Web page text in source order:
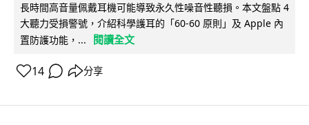
長時間高音量佩戴耳機可能導致永久性噪音性聽損。本文盤點 4
大聽力受損警號，介紹科學護耳的「60-60 原則」及 Apple 內
置防護功能，...
閱讀全文
14 分享